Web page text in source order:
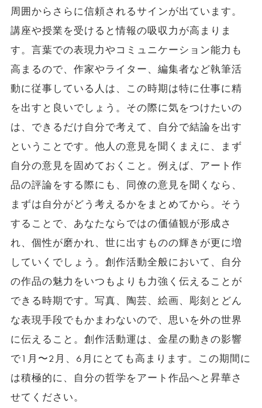
周囲からさらに信頼されるサインが出ています。
講座や授業を受けると情報の吸収力が高まりま
す。言葉での表現力やコミュニケーション能力も
高まるので、作家やライター、編集者など執筆活
動に従事している人は、この時期は特に仕事に精
を出すと良いでしょう。その際に気をつけたいの
は、できるだけ自分で考えて、自分で結論を出す
ということです。他人の意見を聞くまえに、まず
自分の意見を固めておくこと。例えば、アート作
品の評論をする際にも、同僚の意見を聞くなら、
まずは自分がどう考えるかをまとめてから。そう
することで、あなたならではの価値観が形成さ
れ、個性が磨かれ、世に出すものの輝きが更に増
していくでしょう。創作活動全般において、自分
の作品の魅力をいつもよりも力強く伝えることが
できる時期です。写真、陶芸、絵画、彫刻とどん
な表現手段でもかまわないので、思いを外の世界
に伝えること。創作活動運は、金星の動きの影響
で1月〜2月、6月にとても高まります。この期間に
は積極的に、自分の哲学をアート作品へと昇華さ
せてください。